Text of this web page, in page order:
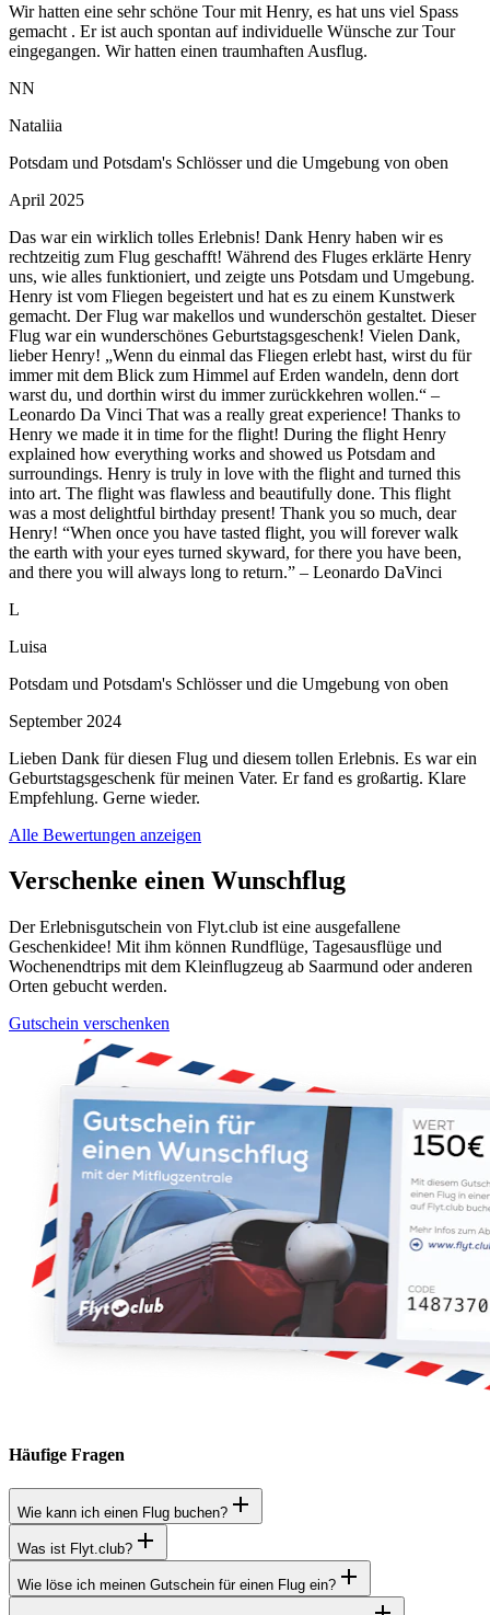
Wir hatten eine sehr schöne Tour mit Henry, es hat uns viel Spass
gemacht . Er ist auch spontan auf individuelle Wünsche zur Tour
eingegangen. Wir hatten einen traumhaften Ausflug.
NN
Nataliia
Potsdam und Potsdam's Schlösser und die Umgebung von oben
April 2025
Das war ein wirklich tolles Erlebnis! Dank Henry haben wir es
rechtzeitig zum Flug geschafft! Während des Fluges erklärte Henry
uns, wie alles funktioniert, und zeigte uns Potsdam und Umgebung.
Henry ist vom Fliegen begeistert und hat es zu einem Kunstwerk
gemacht. Der Flug war makellos und wunderschön gestaltet. Dieser
Flug war ein wunderschönes Geburtstagsgeschenk! Vielen Dank,
lieber Henry! „Wenn du einmal das Fliegen erlebt hast, wirst du für
immer mit dem Blick zum Himmel auf Erden wandeln, denn dort
warst du, und dorthin wirst du immer zurückkehren wollen.“ –
Leonardo Da Vinci That was a really great experience! Thanks to
Henry we made it in time for the flight! During the flight Henry
explained how everything works and showed us Potsdam and
surroundings. Henry is truly in love with the flight and turned this
into art. The flight was flawless and beautifully done. This flight
was a most delightful birthday present! Thank you so much, dear
Henry! “When once you have tasted flight, you will forever walk
the earth with your eyes turned skyward, for there you have been,
and there you will always long to return.” – Leonardo DaVinci
L
Luisa
Potsdam und Potsdam's Schlösser und die Umgebung von oben
September 2024
Lieben Dank für diesen Flug und diesem tollen Erlebnis. Es war ein
Geburtstagsgeschenk für meinen Vater. Er fand es großartig. Klare
Empfehlung. Gerne wieder.
Alle Bewertungen anzeigen
Verschenke einen Wunschflug
Der Erlebnisgutschein von Flyt.club ist eine ausgefallene
Geschenkidee! Mit ihm können Rundflüge, Tagesausflüge und
Wochenendtrips mit dem Kleinflugzeug ab Saarmund oder anderen
Orten gebucht werden.
Gutschein verschenken
Häufige Fragen
Wie kann ich einen Flug buchen?
Was ist Flyt.club?
Wie löse ich meinen Gutschein für einen Flug ein?